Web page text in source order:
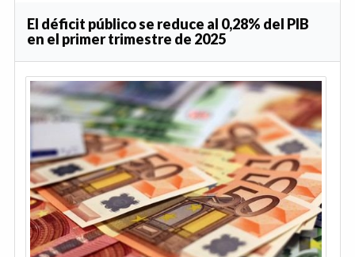
El déficit público se reduce al 0,28% del PIB
en el primer trimestre de 2025